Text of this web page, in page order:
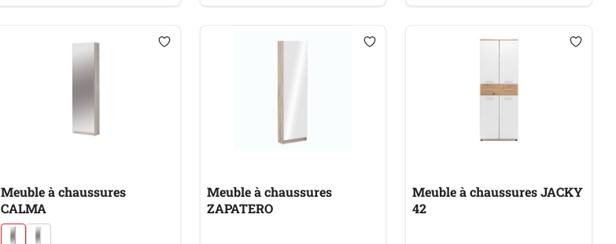
Meuble à chaussures
CALMA
Meuble à chaussures
ZAPATERO
Meuble à chaussures JACKY
42